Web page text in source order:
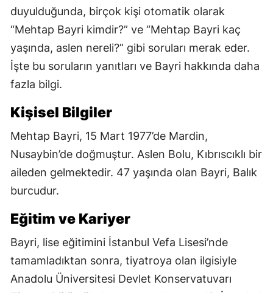
duyulduğunda, birçok kişi otomatik olarak
“Mehtap Bayri kimdir?” ve “Mehtap Bayri kaç
yaşında, aslen nereli?” gibi soruları merak eder.
İşte bu soruların yanıtları ve Bayri hakkında daha
fazla bilgi.
Kişisel Bilgiler
Mehtap Bayri, 15 Mart 1977’de Mardin,
Nusaybin’de doğmuştur. Aslen Bolu, Kıbrıscıklı bir
aileden gelmektedir. 47 yaşında olan Bayri, Balık
burcudur.
Eğitim ve Kariyer
Bayri, lise eğitimini İstanbul Vefa Lisesi’nde
tamamladıktan sonra, tiyatroya olan ilgisiyle
Anadolu Üniversitesi Devlet Konservatuvarı